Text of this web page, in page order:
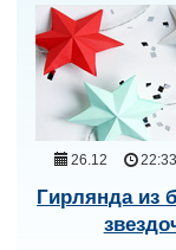
26.12 22:33
Гирлянда из